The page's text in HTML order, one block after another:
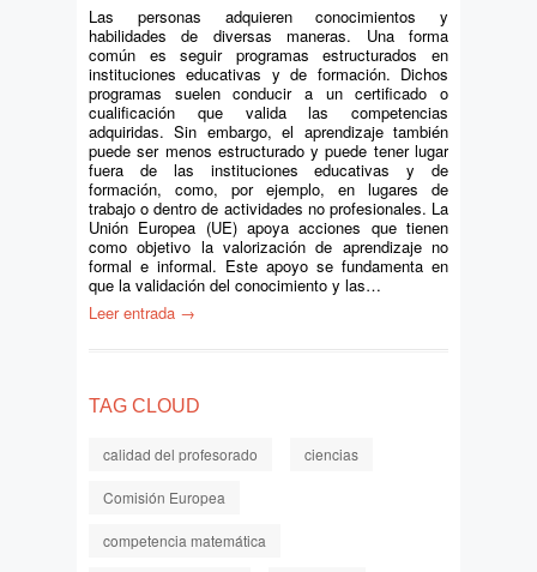
Las personas adquieren conocimientos y
habilidades de diversas maneras. Una forma
común es seguir programas estructurados en
instituciones educativas y de formación. Dichos
programas suelen conducir a un certificado o
cualificación que valida las competencias
adquiridas. Sin embargo, el aprendizaje también
puede ser menos estructurado y puede tener lugar
fuera de las instituciones educativas y de
formación, como, por ejemplo, en lugares de
trabajo o dentro de actividades no profesionales. La
Unión Europea (UE) apoya acciones que tienen
como objetivo la valorización de aprendizaje no
formal e informal. Este apoyo se fundamenta en
que la validación del conocimiento y las…
Leer entrada →
TAG CLOUD
calidad del profesorado ciencias
Comisión Europea
competencia matemática